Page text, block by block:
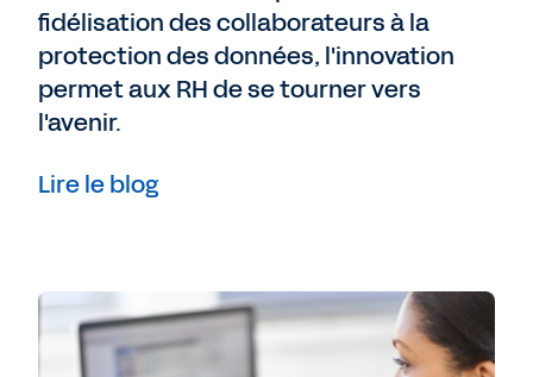
fidélisation des collaborateurs à la
protection des données, l'innovation
permet aux RH de se tourner vers
l'avenir.
Lire le blog